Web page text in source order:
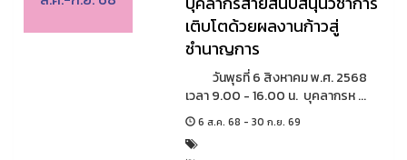
เติบโตด้วยผลงานก้าวสู่
ชำนาญการ
วันพุธที่ 6 สิงหาคม พ.ศ. 2568
เวลา 9.00 - 16.00 น. บุคลากรห ...
6 ส.ค. 68 - 30 ก.ย. 69